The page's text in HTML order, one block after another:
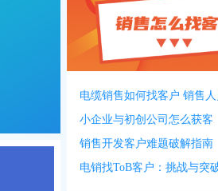
小企业与初创公司怎么获客
销售开发客户难题破解指南
电销找ToB客户：挑战与突